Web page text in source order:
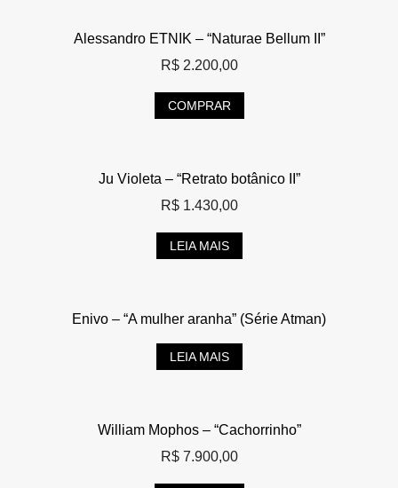
Alessandro ETNIK – “Naturae Bellum II”
R$2.200,00
COMPRAR
Ju Violeta – “Retrato botânico II”
R$1.430,00
LEIA MAIS
Enivo – “A mulher aranha” (Série Atman)
LEIA MAIS
William Mophos – “Cachorrinho”
R$7.900,00